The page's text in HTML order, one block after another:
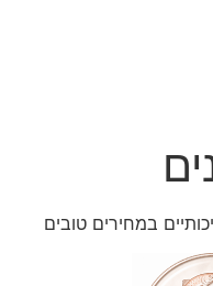
במחירים טובים